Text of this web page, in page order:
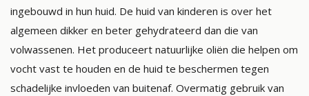
ingebouwd in hun huid. De huid van kinderen is over het
algemeen dikker en beter gehydrateerd dan die van
volwassenen. Het produceert natuurlijke oliën die helpen om
vocht vast te houden en de huid te beschermen tegen
schadelijke invloeden van buitenaf. Overmatig gebruik van